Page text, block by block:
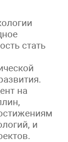
стать
на
и